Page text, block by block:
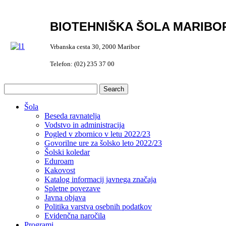
BIOTEHNIŠKA ŠOLA
Vrbanska cesta 30, 2000 Maribor
Telefon: (02) 235 37 00
Šola
Beseda ravnatelja
Vodstvo in administracija
Pogled v zbornico v letu 2022/23
Govorilne ure za šolsko leto 2022/23
Šolski koledar
Eduroam
Kakovost
Katalog informacij javnega značaja
Spletne povezave
Javna objava
Politika varstva osebnih podatkov
Evidenčna naročila